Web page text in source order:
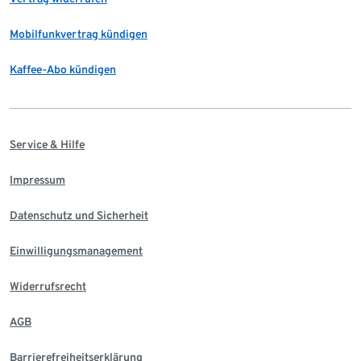
Mobilfunkvertrag kündigen
Kaffee-Abo kündigen
Service & Hilfe
Impressum
Datenschutz und Sicherheit
Einwilligungsmanagement
Widerrufsrecht
AGB
Barrierefreiheitserklärung